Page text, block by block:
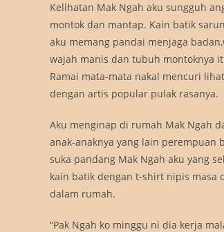
Kelihatan Mak Ngah aku sungguh
montok dan mantap. Kain batik
aku memang pandai menjaga
wajah manis dan tubuh montoknya
Ramai mata-mata nakal mencuri
dengan artis popular pulak rasanya.
Aku menginap di rumah Mak Ngah
anak-anaknya yang lain perempuan
suka pandang Mak Ngah aku yang
kain batik dengan t-shirt nipis masa
dalam rumah.
“Pak Ngah ko minggu ni dia kerja